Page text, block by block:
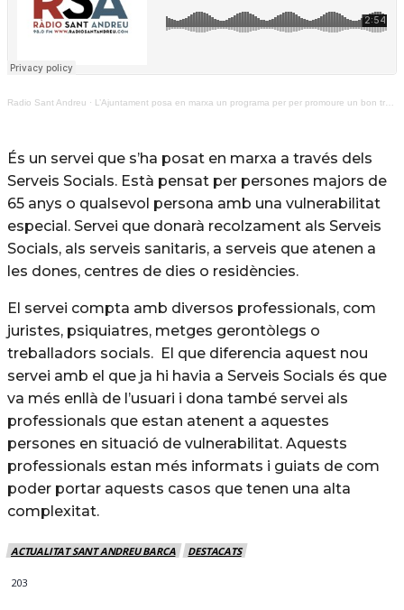
Radio Sant Andreu · L’Ajuntament posa en marxa un programa per per promoure un bon tracte a les persones vulnerables
És un servei que s’ha posat en marxa a través dels
Serveis Socials. Està pensat per persones majors de
65 anys o qualsevol persona amb una vulnerabilitat
especial. Servei que donarà recolzament als Serveis
Socials, als serveis sanitaris, a serveis que atenen a
les dones, centres de dies o residències.
El servei compta amb diversos professionals, com
juristes, psiquiatres, metges gerontòlegs o
treballadors socials. El que diferencia aquest nou
servei amb el que ja hi havia a Serveis Socials és que
va més enllà de l’usuari i dona també servei als
professionals que estan atenent a aquestes
persones en situació de vulnerabilitat. Aquests
professionals estan més informats i guiats de com
poder portar aquests casos que tenen una alta
complexitat.
ACTUALITAT SANT ANDREU BARCA DESTACATS
203